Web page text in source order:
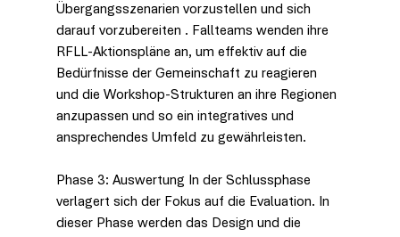
Übergangsszenarien vorzustellen und sich
darauf vorzubereiten . Fallteams wenden ihre
RFLL-Aktionspläne an, um effektiv auf die
Bedürfnisse der Gemeinschaft zu reagieren
und die Workshop-Strukturen an ihre Regionen
anzupassen und so ein integratives und
ansprechendes Umfeld zu gewährleisten.
Phase 3: Auswertung In der Schlussphase
verlagert sich der Fokus auf die Evaluation. In
dieser Phase werden das Design und die